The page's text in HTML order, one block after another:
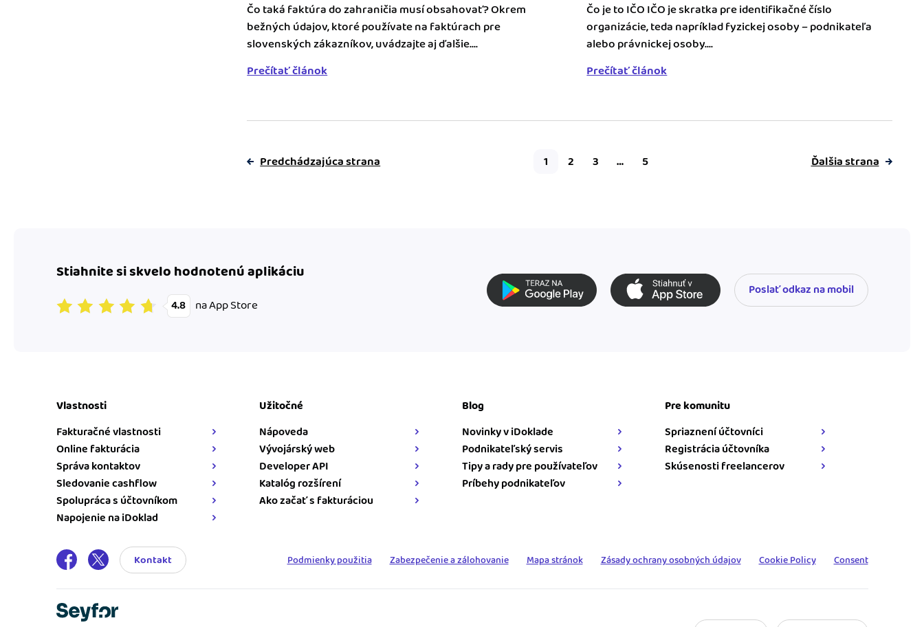
Čo taká faktúra do zahraničia musí obsahovať? Okrem
bežných údajov, ktoré používate na faktúrach pre
slovenských zákazníkov, uvádzajte aj ďalšie....
Prečítať článok
Čo je to IČO IČO je skratka pre identifikačné číslo
organizácie, teda napríklad fyzickej osoby – podnikateľa
alebo právnickej osoby....
Prečítať článok
Predchádzajúca strana 1 2 3 … 5 Ďalšia strana
Stiahnite si skvelo hodnotenú aplikáciu
4.8 na App Store
Poslať odkaz na mobil
Vlastnosti
Fakturačné vlastnosti
Online fakturácia
Správa kontaktov
Sledovanie cashflow
Spolupráca s účtovníkom
Napojenie na iDoklad
Užitočné
Nápoveda
Vývojárský web
Developer API
Katalóg rozšírení
Ako začať s fakturáciou
Blog
Novinky v iDoklade
Podnikateľský servis
Tipy a rady pre používateľov
Príbehy podnikateľov
Pre komunitu
Spriaznení účtovníci
Registrácia účtovníka
Skúsenosti freelancerov
Kontakt Podmienky použitia Zabezpečenie a zálohovanie Mapa stránok Zásady ochrany osobných údajov Cookie Policy Consent